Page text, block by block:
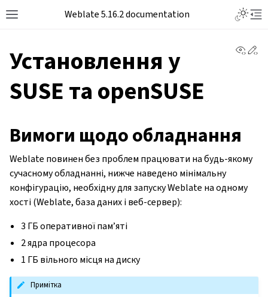
Weblate 5.16.2 documentation
Установлення у
SUSE та openSUSE
Вимоги щодо обладнання
Weblate повинен без проблем працювати на будь-якому
сучасному обладнанні, нижче наведено мінімальну
конфігурацію, необхідну для запуску Weblate на одному
хості (Weblate, база даних і веб-сервер):
3 ГБ оперативної пам’яті
2 ядра процесора
1 ГБ вільного місця на диску
Примітка